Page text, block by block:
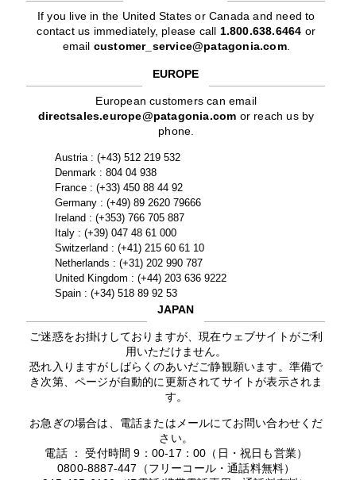
If you live in the United States or Canada and need to
contact us immediately, please call 1.800.638.6464 or
email customer_service@patagonia.com.
EUROPE
European customers can email
directsales.europe@patagonia.com or reach us by
phone.
Austria : (+43) 512 219 532
Denmark : 804 04 938
France : (+33) 450 88 44 92
Germany : (+49) 89 2620 79666
Ireland : (+353) 766 705 887
Italy : (+39) 047 48 61 000
Switzerland : (+41) 215 60 61 10
Netherlands : (+31) 202 990 787
United Kingdom : (+44) 203 636 9222
Spain : (+34) 518 89 92 53
JAPAN
ご迷惑をお掛けしておりますが、現在ウェブサイトがご利
用いただけません。
恐れ入りますがしばらくのあいだご静観願います。準備で
き次第、ページが自動的に更新されてサイトが表示されま
す。
お急ぎの場合は、電話またはメールにてお問い合わせくだ
さい。
電話 ： 受付時間 9：00-17：00（日・祝日も営業）
0800-8887-447（フリーコール・通話料無料）